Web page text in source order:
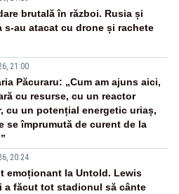
brutală în război. Rusia și
s-au atacat cu drone și rachete
21:00
Păcuraru: „Cum am ajuns aici,
cu resurse, cu un reactor
cu un potențial energetic uriaș,
se împrumută de curent de la
20:24
emoționant la Untold. Lewis
a făcut tot stadionul să cânte